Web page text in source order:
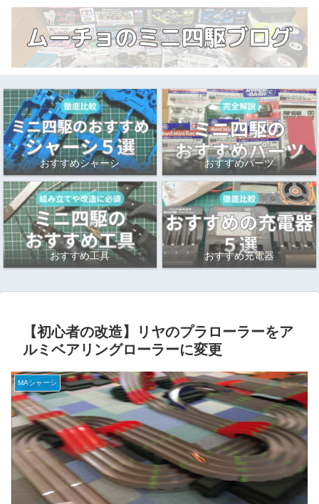
おすすめシャーシ おすすめパーツ
おすすめ工具 おすすめ充電器
【初心者の改造】リヤのプラローラーをア
ルミベアリングローラーに変更
MAシャーシ